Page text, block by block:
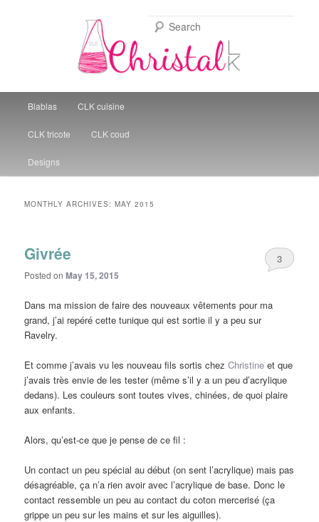
Christal Little Kitchen
Skip to primary content
Skip to secondary content
Blablas CLK cuisine
CLK tricote CLK coud
Designs
MONTHLY ARCHIVES:MAY 2015
Givrée
Posted onMay 15, 2015
3
Dans ma mission de faire des nouveaux vêtements pour ma
grand, j’ai repéré cette tunique qui est sortie il y a peu sur
Ravelry.
Et comme j’avais vu les nouveau fils sortis chez Christineet que
j’avais très envie de les tester (même s’il y a un peu d’acrylique
dedans). Les couleurs sont toutes vives, chinées, de quoi plaire
aux enfants.
Alors, qu’est-ce que je pense de ce fil :
Un contact un peu spécial au début (on sent l’acrylique) mais pas
désagréable, ça n’a rien avoir avec l’acrylique de base. Donc le
contact ressemble un peu au contact du coton mercerisé (ça
grippe un peu sur les mains et sur les aiguilles).